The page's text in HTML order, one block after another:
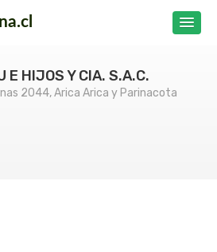
E HIJOS Y CIA. S.A.C.
2044, Arica Arica y Parinacota